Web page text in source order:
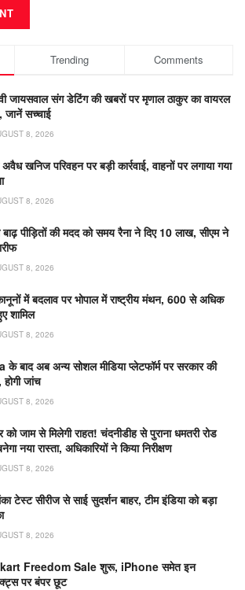
Trending Comments
जायसवाल संग डेटिंग की खबरों पर मृणाल ठाकुर का वायरल
सच्चाई
8, 2026
अवैध खनिज परिवहन पर बड़ी कार्रवाई, वाहनों पर लगाया गया
8, 2026
पीड़ितों की मदद को समय रैना ने दिए 10 लाख, सीएम ने
8, 2026
में बदलाव पर भोपाल में राष्ट्रीय मंथन, 600 से अधिक
शामिल
8, 2026
के बाद अब अन्य सोशल मीडिया प्लेटफॉर्म पर सरकार की
जांच
8, 2026
को जाम से मिलेगी राहत! चंदनीडीह से पुराना धमतरी रोड
नया रास्ता, अधिकारियों ने किया निरीक्षण
8, 2026
टेस्ट सीरीज से साई सुदर्शन बाहर, टीम इंडिया को बड़ा
8, 2026
Freedom Sale शुरू, iPhone समेत इन
पर बंपर छूट